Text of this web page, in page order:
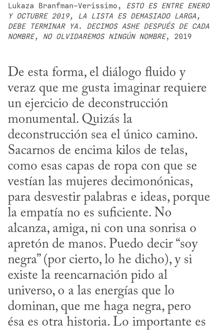
Lukaza Branfman-Verissimo, ESTO ES ENTRE ENERO
Y OCTUBRE 2019, LA LISTA ES DEMASIADO LARGA,
DEBE TERMINAR YA. DECIMOS ASHE DESPUÉS DE CADA
NOMBRE, NO OLVIDAREMOS NINGÚN NOMBRE, 2019
De esta forma, el diálogo fluido y
veraz que me gusta imaginar requiere
un ejercicio de deconstrucción
monumental. Quizás la
deconstrucción sea el único camino.
Sacarnos de encima kilos de telas,
como esas capas de ropa con que se
vestían las mujeres decimonónicas,
para desvestir palabras e ideas, porque
la empatía no es suficiente. No
alcanza, amiga, ni con una sonrisa o
apretón de manos. Puedo decir “soy
negra” (por cierto, lo he dicho), y si
existe la reencarnación pido al
universo, o a las energías que lo
dominan, que me haga negra, pero
ésa es otra historia. Lo importante es